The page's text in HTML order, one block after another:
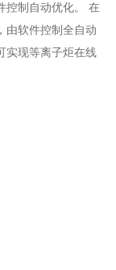
控制自动优化。 在
由软件控制全自动
实现等离子炬在线